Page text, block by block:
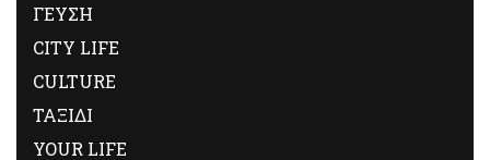
ΓΕΥΣΗ
CITY LIFE
CULTURE
ΤΑΞΙΔΙ
YOUR LIFE